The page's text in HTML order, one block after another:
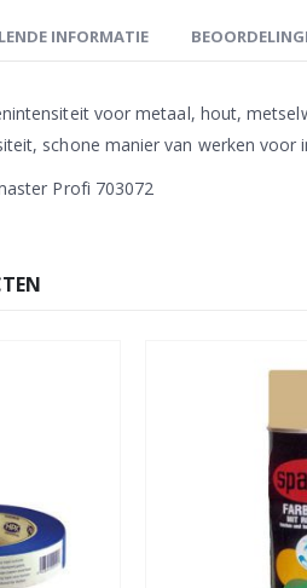
INFORMATIE
voor metaal, hout,
schone manier van werken
Profi 703072